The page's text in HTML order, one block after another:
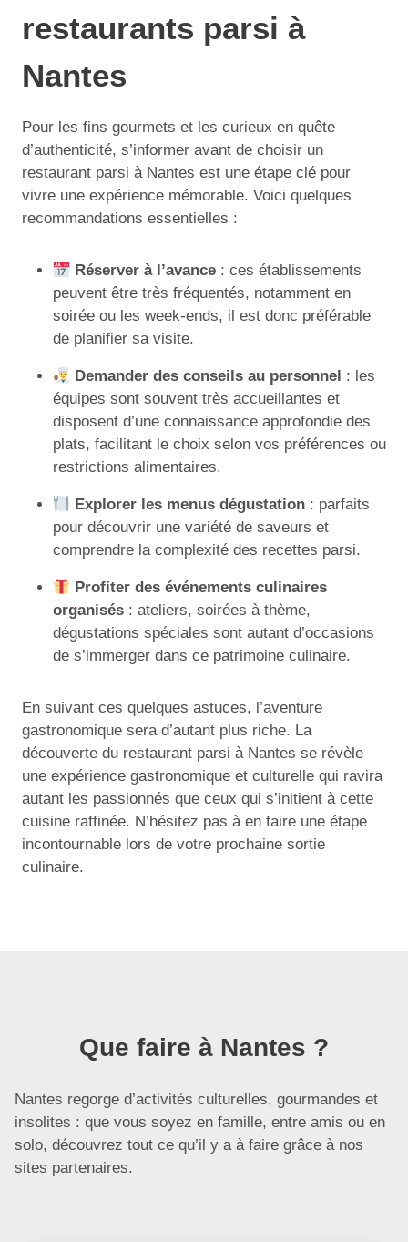
restaurants parsi à
Nantes
Pour les fins gourmets et les curieux en quête
d’authenticité, s’informer avant de choisir un
restaurant parsi à Nantes est une étape clé pour
vivre une expérience mémorable. Voici quelques
recommandations essentielles :
Réserver à l’avance : ces établissements
peuvent être très fréquentés, notamment en
soirée ou les week-ends, il est donc préférable
de planifier sa visite.
Demander des conseils au personnel : les
équipes sont souvent très accueillantes et
disposent d’une connaissance approfondie des
plats, facilitant le choix selon vos préférences ou
restrictions alimentaires.
Explorer les menus dégustation : parfaits
pour découvrir une variété de saveurs et
comprendre la complexité des recettes parsi.
Profiter des événements culinaires
organisés : ateliers, soirées à thème,
dégustations spéciales sont autant d’occasions
de s’immerger dans ce patrimoine culinaire.
En suivant ces quelques astuces, l’aventure
gastronomique sera d’autant plus riche. La
découverte du restaurant parsi à Nantes se révèle
une expérience gastronomique et culturelle qui ravira
autant les passionnés que ceux qui s’initient à cette
cuisine raffinée. N’hésitez pas à en faire une étape
incontournable lors de votre prochaine sortie
culinaire.
Que faire à Nantes ?
Nantes regorge d’activités culturelles, gourmandes et
insolites : que vous soyez en famille, entre amis ou en
solo, découvrez tout ce qu’il y a à faire grâce à nos
sites partenaires.